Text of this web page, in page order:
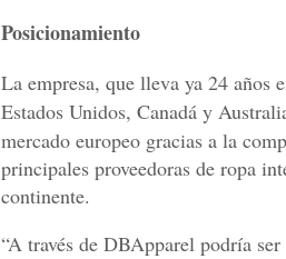
Posicionamiento
La empresa, que lleva ya 24 años
Estados Unidos, Canadá y
mercado europeo gracias a la
principales proveedoras de ropa
continente.
“A través de DBApparel podría